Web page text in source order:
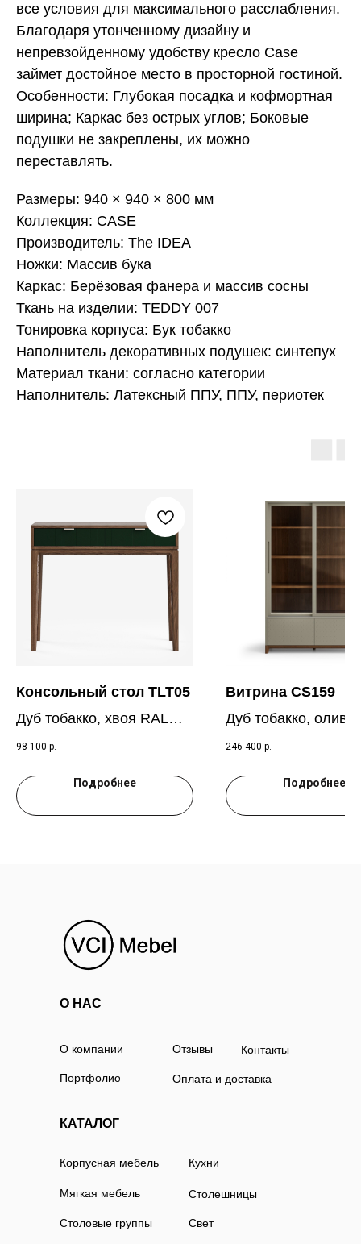
все условия для максимального расслабления.
Благодаря утонченному дизайну и
непревзойденному удобству кресло Case
займет достойное место в просторной гостиной.
Особенности: Глубокая посадка и кофмортная
ширина; Каркас без острых углов; Боковые
подушки не закреплены, их можно
переставлять.
Размеры: 940 × 940 × 800 мм
Коллекция: CASE
Производитель: The IDEA
Ножки: Массив бука
Каркас: Берёзовая фанера и массив сосны
Ткань на изделии: TEDDY 007
Тонировка корпуса: Бук тобакко
Наполнитель декоративных подушек: синтепух
Материал ткани: согласно категории
Наполнитель: Латексный ППУ, ППУ, периотек
Консольный стол TLT05
Дуб тобакко, хвоя RAL
6009
98 100 р.
Подробнее
Витрина CS159
Дуб тобакко,
RAL 7003
246 400 р.
Подробнее
О компании
О НАС
КАТАЛОГ
Портфолио
Контакты
Отзывы
Корпусная мебель
Оплата и доставка
Мягкая мебель
Столовые группы
Кухни
Столешницы
Свет